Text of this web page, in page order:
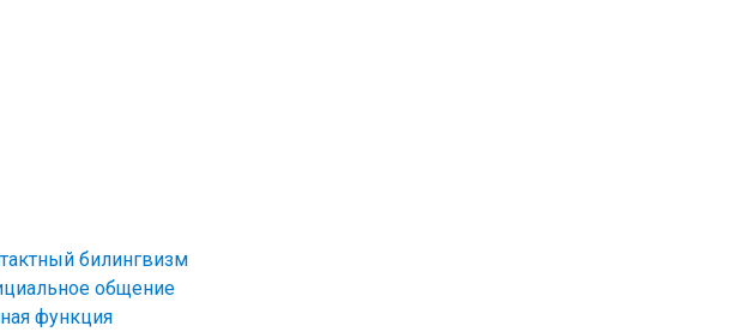
билингвизм
общение
функция